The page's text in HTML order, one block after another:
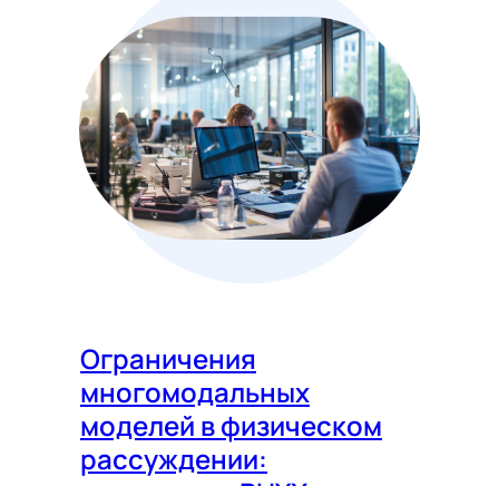
Ограничения
многомодальных
моделей в физическом
рассуждении: